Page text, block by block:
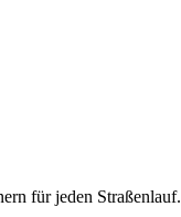
für jeden Straßenlauf.